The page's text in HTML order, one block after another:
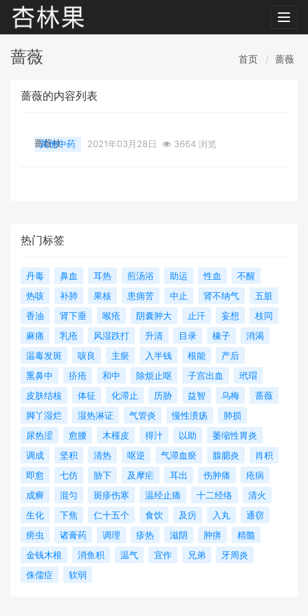
蔷薇 首页 蔷薇
蔷薇的内容列表
蔷薇枝
其他中药 2021年03月28日 3664 浏览
热门标签
丹毒 鼻血 耳热 煎汤浴 助运 性血
不醒
热咳
补肺 果核 患痈苦 中止 肾不纳气
五脏
香油
肾下垂 喉疮 阴囊肿大 止汗 妄想
枝同
麻痛
乳疮 风湿跌打 升清 目录 橡子
消渴
温毒发斑
咳良 主瘀 入半钱 根能
产后
熏鼻中
疥疮 和中 除烦止呕 子宫出血
玳瑁
皮肤结核
体征 化滞止 历胁 益智 乌梅
蔷薇
脚丫湿烂
湿热淋证 气管炎 慢性溃疡
肺损
尿热涩
愈腰 木槿皮 得汁 以助
萎缩性胃炎
调成
坚积 清热 呕逆 气滞血瘀 腺腮炎
肖积
即愈
七仿 胁下 及摩疟 耳出 伤肿痛
疮病
成癣
混匀 斑疹伤寒 温经止痛 十二经络
清火
生化
下焦 仁十五个 食饮 及疠 入丸
通窃
痨虫
诸膏药 调理 疹热 滋阴 肿痹
精髓
金钱木根
消鱼积 温气 宜作 兄弟
牙周炎
侏儒症
软弱